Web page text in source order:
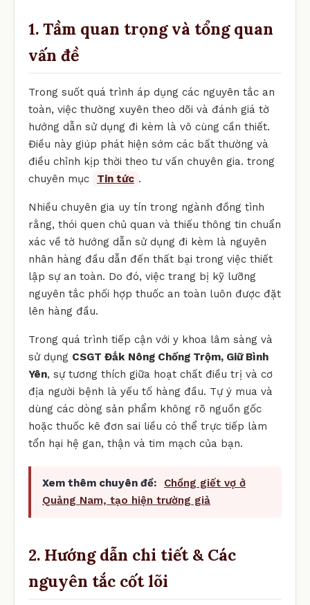
1. Tầm quan trọng và tổng quan
vấn đề
Trong suốt quá trình áp dụng các nguyên tắc an
toàn, việc thường xuyên theo dõi và đánh giá tờ
hướng dẫn sử dụng đi kèm là vô cùng cần thiết.
Điều này giúp phát hiện sớm các bất thường và
điều chỉnh kịp thời theo tư vấn chuyên gia. trong
chuyên mục
Tin tức .
Nhiều chuyên gia uy tín trong ngành đồng tình
rằng, thói quen chủ quan và thiếu thông tin chuẩn
xác về tờ hướng dẫn sử dụng đi kèm là nguyên
nhân hàng đầu dẫn đến thất bại trong việc thiết
lập sự an toàn. Do đó, việc trang bị kỹ lưỡng
nguyên tắc phối hợp thuốc an toàn luôn được đặt
lên hàng đầu.
Trong quá trình tiếp cận với y khoa lâm sàng và
sử dụng CSGT Đắk Nông Chống Trộm, Giữ Bình
Yên, sự tương thích giữa hoạt chất điều trị và cơ
địa người bệnh là yếu tố hàng đầu. Tự ý mua và
dùng các dòng sản phẩm không rõ nguồn gốc
hoặc thuốc kê đơn sai liều có thể trực tiếp làm
tổn hại hệ gan, thận và tim mạch của bạn.
Xem thêm chuyên đề:
Chồng giết vợ ở
Quảng Nam, tạo hiện trường giả
2. Hướng dẫn chi tiết & Các
nguyên tắc cốt lõi